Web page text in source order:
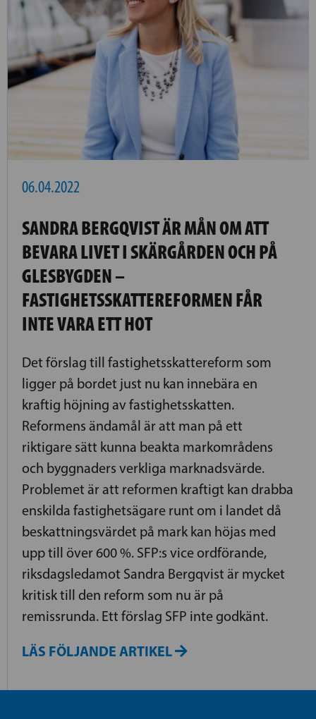
06.04.2022
SANDRA BERGQVIST ÄR MÅN OM ATT
BEVARA LIVET I SKÄRGÅRDEN OCH PÅ
GLESBYGDEN –
FASTIGHETSSKATTEREFORMEN FÅR
INTE VARA ETT HOT
Det förslag till fastighetsskattereform som
ligger på bordet just nu kan innebära en
kraftig höjning av fastighetsskatten.
Reformens ändamål är att man på ett
riktigare sätt kunna beakta markområdens
och byggnaders verkliga marknadsvärde.
Problemet är att reformen kraftigt kan drabba
enskilda fastighetsägare runt om i landet då
beskattningsvärdet på mark kan höjas med
upp till över 600 %. SFP:s vice ordförande,
riksdagsledamot Sandra Bergqvist är mycket
kritisk till den reform som nu är på
remissrunda. Ett förslag SFP inte godkänt.
LÄS FÖLJANDE ARTIKEL